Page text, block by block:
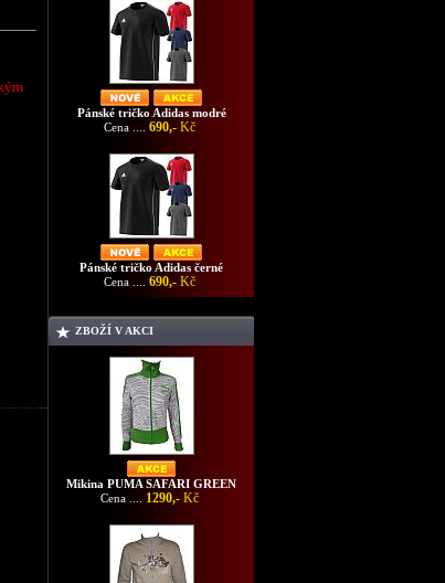
fialové
Pánské tričko Adidas modré
Cena .... 690,- Kč
Pánské tričko Adidas černé
Cena .... 690,- Kč
ZBOŽÍ V AKCI
Mikina PUMA SAFARI GREEN
Cena .... 1290,- Kč